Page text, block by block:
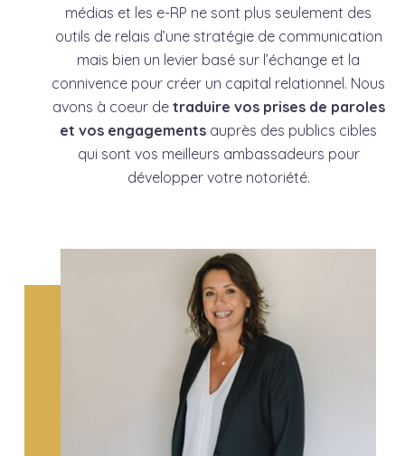
médias et les e-RP ne sont plus seulement des
outils de relais d’une stratégie de communication
mais bien un levier basé sur l’échange et la
connivence pour créer un capital relationnel. Nous
avons à coeur de traduire vos prises de paroles
et vos engagements auprès des publics cibles
qui sont vos meilleurs ambassadeurs pour
développer votre notoriété.